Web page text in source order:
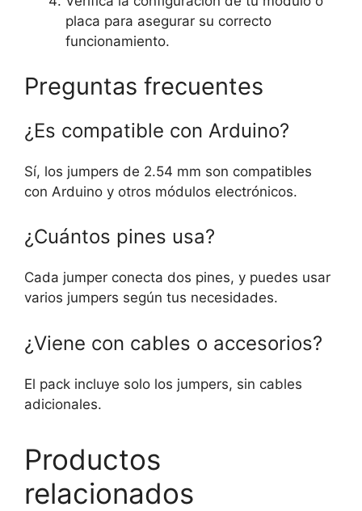
placa para asegurar su correcto
funcionamiento.
Preguntas frecuentes
¿Es compatible con Arduino?
Sí, los jumpers de 2.54 mm son compatibles
con Arduino y otros módulos electrónicos.
¿Cuántos pines usa?
Cada jumper conecta dos pines, y puedes usar
varios jumpers según tus necesidades.
¿Viene con cables o accesorios?
El pack incluye solo los jumpers, sin cables
adicionales.
Productos
relacionados